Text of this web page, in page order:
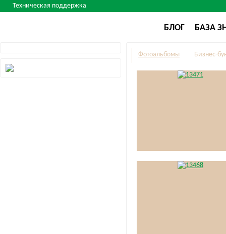
Техническая поддержка
БЛОГ БАЗА
Фотоальбомы Бизнес-